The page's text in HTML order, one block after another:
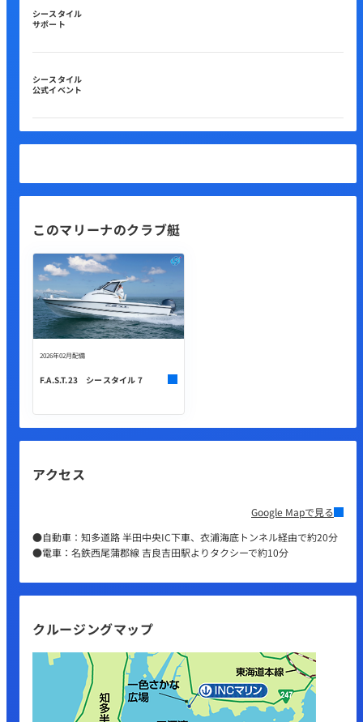
シースタイル
サポート
シースタイル
公式イベント
このマリーナのクラブ艇
2026年02月配備
F.A.S.T.23 シースタイル 7
アクセス
Google Mapで見る
●自動車：知多道路 半田中央IC下車、衣浦海底トンネル経由で約20分
●電車：名鉄西尾蒲郡線 吉良吉田駅よりタクシーで約10分
クルージングマップ